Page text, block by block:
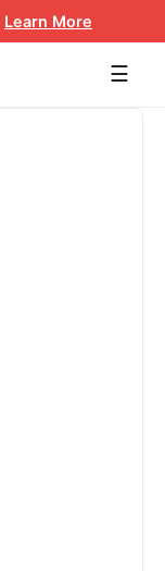
Learn More
☰